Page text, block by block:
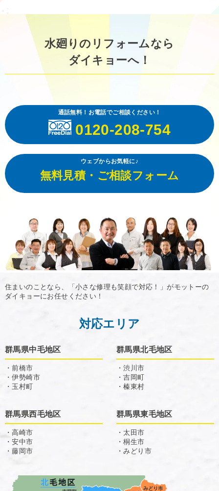
水廻りのリフォームなら
ダイキョーへ！
通話無料！お電話でご相談ください！
0120-208-754
ウェブからお気軽に♪
無料見積・ご相談フォーム
住まいのことなら、「小さな修理も笑顔で対応！」がモットーの
ダイキョーにお任せください！
対応エリア
群馬県中毛地区
・前橋市
・伊勢崎市
・玉村町
群馬県北毛地区
・渋川市
・吉岡町
・榛東村
群馬県西毛地区
・高崎市
・安中市
・藤岡市
群馬県東毛地区
・太田市
・桐生市
・みどり市